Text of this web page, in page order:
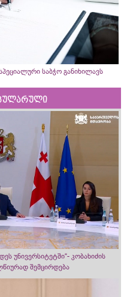
საბჭო განიხილავს
უნივერსიტეტში“- კობახიძის
შემცირდება